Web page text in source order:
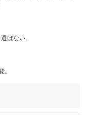
ばない。